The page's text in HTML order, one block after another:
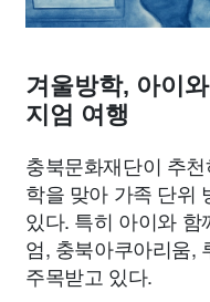
겨울방학, 아이
지엄 여행
충북문화재단이 추
학을 맞아 가족 단위
있다. 특히 아이와
엄, 충북아쿠아리움,
주목받고 있다.